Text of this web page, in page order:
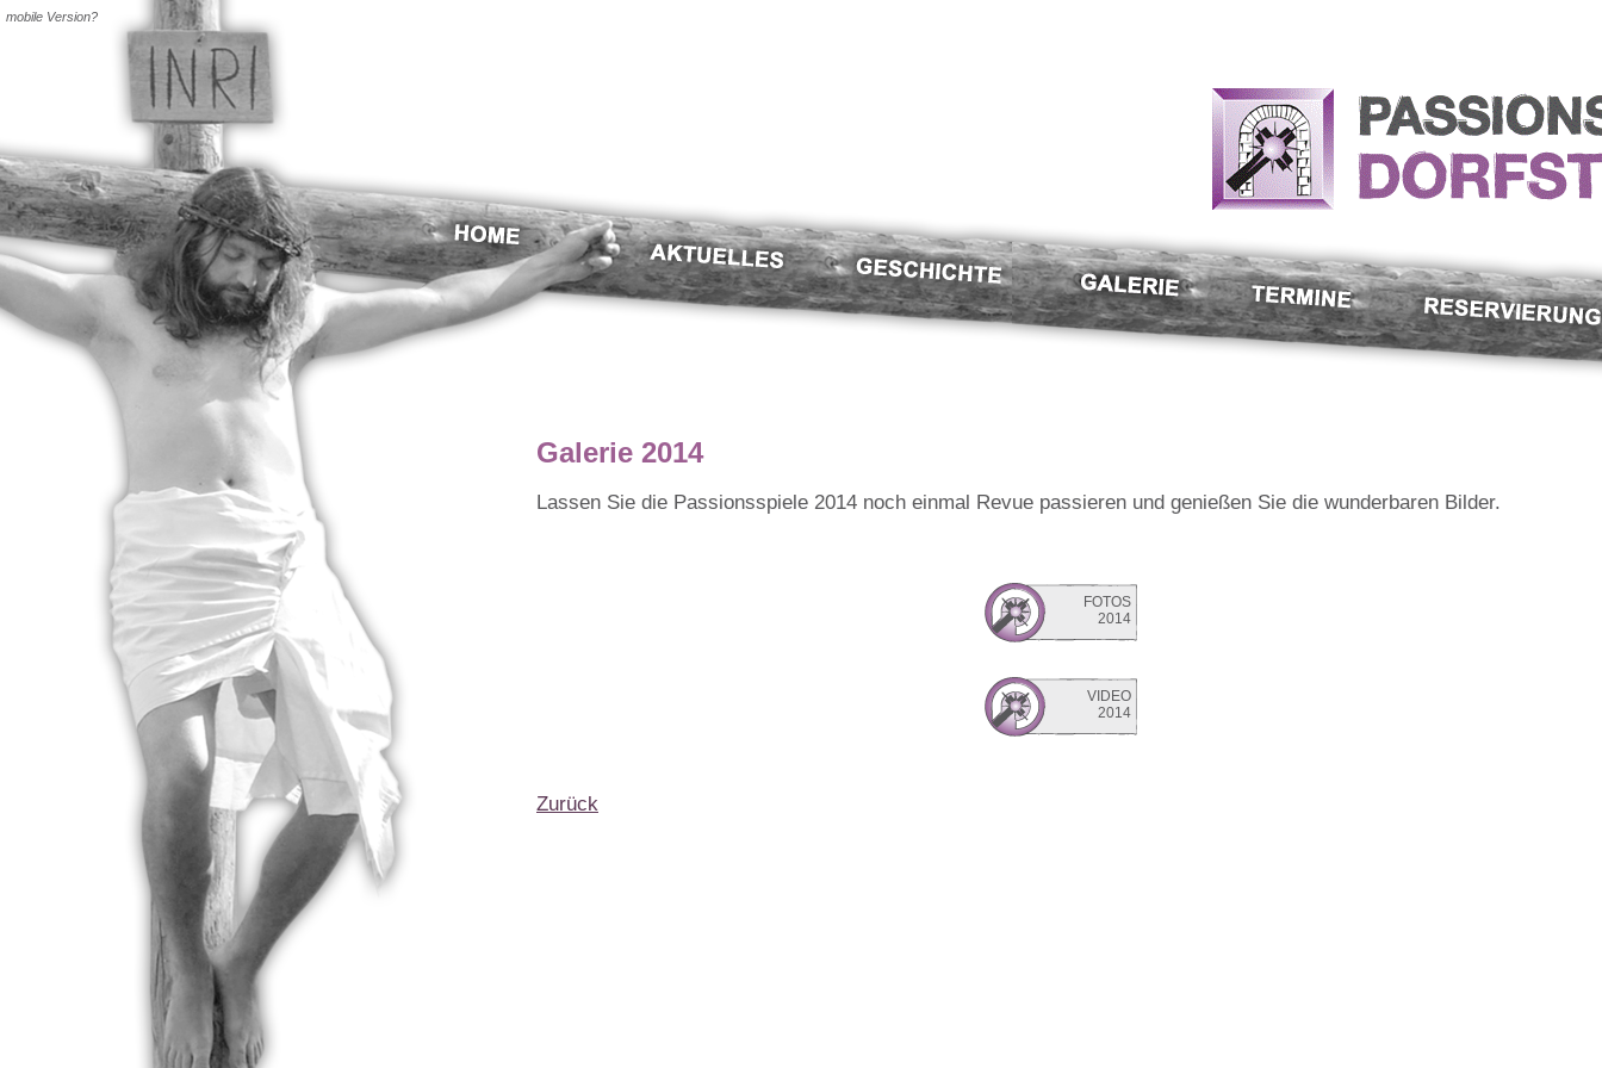
mobile Version?
Galerie 2014
Lassen Sie die Passionsspiele 2014 noch einmal Revue passieren und genießen Sie die wunderbaren Bilder.
FOTOS
2014
VIDEO
2014
Zurück